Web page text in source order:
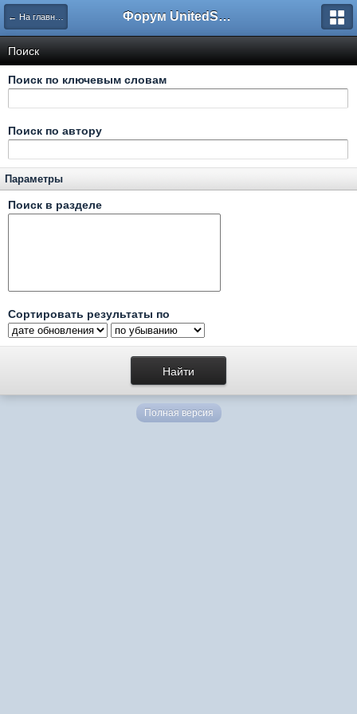
← На главную Форум UnitedSouth
Поиск
Поиск по ключевым словам
Поиск по автору
Параметры
Поиск в разделе
Сортировать результаты по
Полная версия